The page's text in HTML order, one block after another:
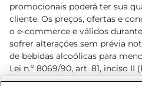
promocionais poderá ter sua
cliente. Os preços, ofertas e
o e-commerce e válidos
sofrer alterações sem prévia
de bebidas alcoólicas para
Lei n.º 8069/90, art. 81, inciso II
Adolescente). Preços e